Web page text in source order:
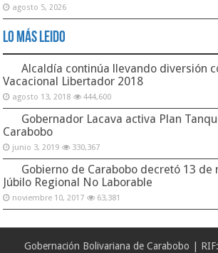
agosto 5, 2026
Lo Más Leido
Alcaldía continúa llevando diversión
Vacacional Libertador 2018
agosto 13, 2018 444,600
Gobernador Lacava activa Plan
Carabobo
junio 3, 2019 330,367
Gobierno de Carabobo decretó 13 de
Júbilo Regional No Laborable
noviembre 10, 2017 63,381
Gobernación Bolivariana de Carabobo |